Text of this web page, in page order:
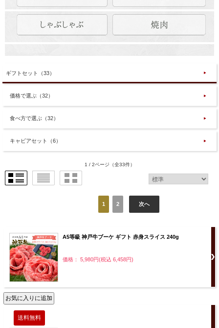
ギフトセット（33）
価格で選ぶ（32）
食べ方で選ぶ（32）
キャビアセット（6）
1 / 2ページ （全33件）
1 2 次へ
A5等級 神戸牛ブーケ ギフト 赤身スライス 240g
価格： 5,980円(税込 6,458円)